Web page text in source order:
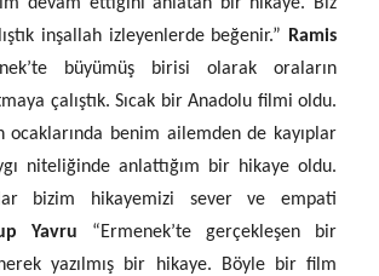
inşallah izleyenlerde beğenir.”
Ramis
büyümüş birisi olarak oraların
çalıştık. Sıcak bir Anadolu filmi oldu.
ocaklarında benim ailemden de kayıplar
niteliğinde anlattığım bir hikaye oldu.
bizim hikayemizi sever ve empati
Yavru “Ermenek’te gerçekleşen bir
yazılmış bir hikaye. Böyle bir film